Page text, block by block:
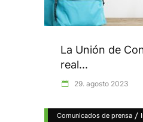
La Unión de
real...
29. agosto 2023
Comunicados de prensa /